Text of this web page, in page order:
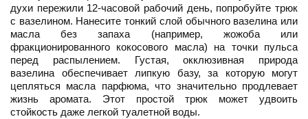
духи пережили 12-часовой рабочий день, попробуйте трюк
с вазелином. Нанесите тонкий слой обычного вазелина или
масла без запаха (например, жожоба или
фракционированного кокосового масла) на точки пульса
перед распылением. Густая, окклюзивная природа
вазелина обеспечивает липкую базу, за которую могут
цепляться масла парфюма, что значительно продлевает
жизнь аромата. Этот простой трюк может удвоить
стойкость даже легкой туалетной воды.